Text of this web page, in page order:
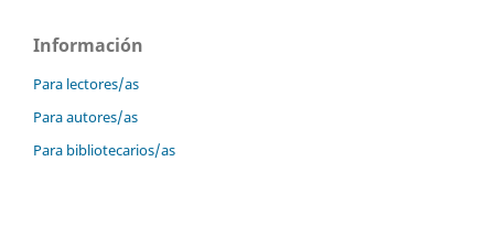
Información
Para lectores/as
Para autores/as
Para bibliotecarios/as